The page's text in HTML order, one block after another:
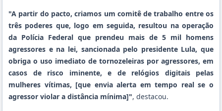
"A partir do pacto, criamos um comitê de trabalho entre os
três poderes que, logo em seguida, resultou na operação
da Polícia Federal que prendeu mais de 5 mil homens
agressores e na lei, sancionada pelo presidente Lula, que
obriga o uso imediato de tornozeleiras por agressores, em
casos de risco iminente, e de relógios digitais pelas
mulheres vítimas, [que envia alerta em tempo real se o
agressor violar a distância mínima]", destacou.